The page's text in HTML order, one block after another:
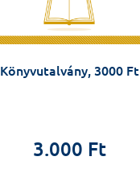
Könyvutalvány, 3000 Ft
3.000 Ft